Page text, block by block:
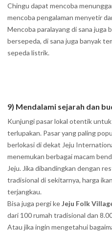
Chingu dapat mencoba
mencoba pengalaman menyetir
Mencoba paralayang di sana juga
bersepeda, di sana juga banyak
sepeda listrik.
9) Mendalami sejarah dan
Kunjungi pasar lokal otentik
terlupakan. Pasar yang paling
berlokasi di dekat Jeju
menemukan berbagai macam
Jeju. Jika dibandingkan dengan
tradisional di sekitarnya, harga
terjangkau.
Bisa juga pergi keJeju Folk
dari 100 rumah tradisional dan
Atau jika ingin mengetahui